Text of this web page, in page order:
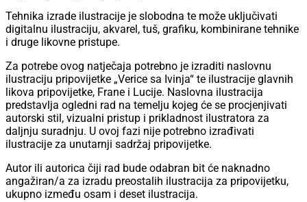
Tehnika izrade ilustracije je slobodna te može uključivati
digitalnu ilustraciju, akvarel, tuš, grafiku, kombinirane tehnike
i druge likovne pristupe.
Za potrebe ovog natječaja potrebno je izraditi naslovnu
ilustraciju pripovijetke „Verice sa Ivinja“ te ilustracije glavnih
likova pripovijetke, Frane i Lucije. Naslovna ilustracija
predstavlja ogledni rad na temelju kojeg će se procjenjivati
autorski stil, vizualni pristup i prikladnost ilustratora za
daljnju suradnju. U ovoj fazi nije potrebno izrađivati
ilustracije za unutarnji sadržaj pripovijetke.
Autor ili autorica čiji rad bude odabran bit će naknadno
angažiran/a za izradu preostalih ilustracija za pripovijetku,
ukupno između osam i deset ilustracija.